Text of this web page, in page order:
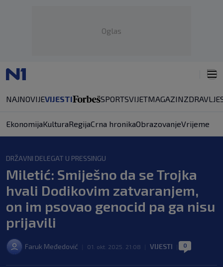
Oglas
NAJNOVIJEVIJESTI SPORTSVIJETMAGAZINZDRAVLJE
EkonomijaKulturaRegijaCrna hronikaObrazovanjeVrijeme
DRŽAVNI DELEGAT U PRESSINGU
Miletić: Smiješno da se Trojka
hvali Dodikovim zatvaranjem,
on im psovao genocid pa ga nisu
prijavili
Faruk Međedović 01. okt. 2025. 21:08 VIJESTI 0